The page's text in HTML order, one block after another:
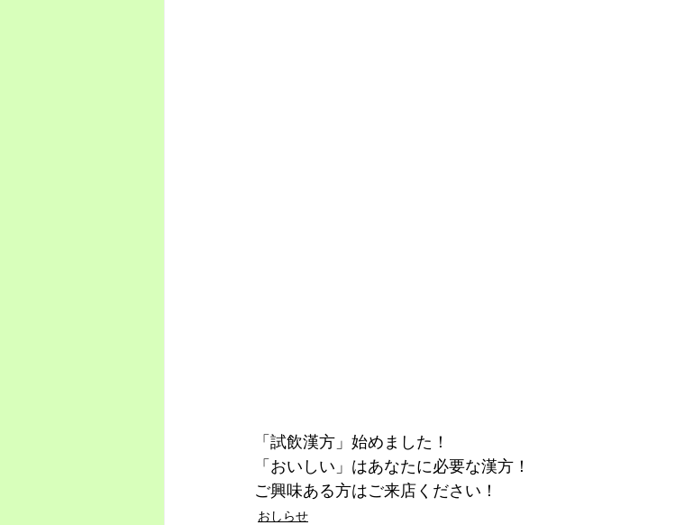
「試飲漢方」始めました！
「おいしい」はあなたに必要な漢方！
ご興味ある方はご来店ください！
おしらせ